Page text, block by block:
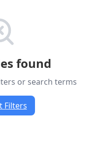
found
or search terms
Filters